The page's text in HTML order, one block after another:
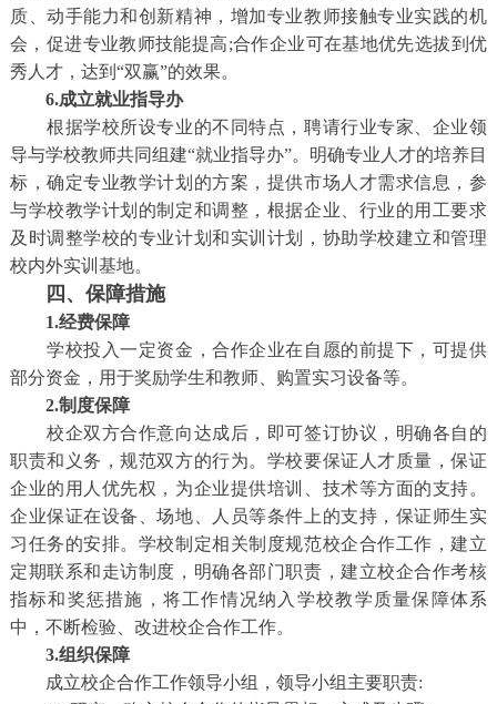
质、动手能力和创新精神，增加专业教师接触专业实践的机
会，促进专业教师技能提高;合作企业可在基地优先选拔到优
秀人才，达到“双赢”的效果。
6.成立就业指导办
根据学校所设专业的不同特点，聘请行业专家、企业领
导与学校教师共同组建“就业指导办”。明确专业人才的培养目
标，确定专业教学计划的方案，提供市场人才需求信息，参
与学校教学计划的制定和调整，根据企业、行业的用工要求
及时调整学校的专业计划和实训计划，协助学校建立和管理
校内外实训基地。
四、保障措施
1.经费保障
学校投入一定资金，合作企业在自愿的前提下，可提供
部分资金，用于奖励学生和教师、购置实习设备等。
2.制度保障
校企双方合作意向达成后，即可签订协议，明确各自的
职责和义务，规范双方的行为。学校要保证人才质量，保证
企业的用人优先权，为企业提供培训、技术等方面的支持。
企业保证在设备、场地、人员等条件上的支持，保证师生实
习任务的安排。学校制定相关制度规范校企合作工作，建立
定期联系和走访制度，明确各部门职责，建立校企合作考核
指标和奖惩措施，将工作情况纳入学校教学质量保障体系
中，不断检验、改进校企合作工作。
3.组织保障
成立校企合作工作领导小组，领导小组主要职责: